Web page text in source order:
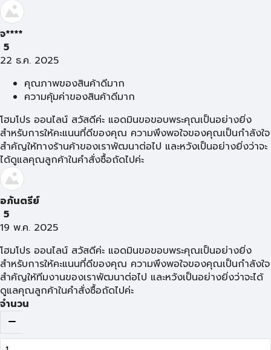
จ****
5
22 ธ.ค. 2025
คุณภาพของสินค้าดีมาก
ความคุ้มค่าของสินค้าดีมาก
โฮมโปร ออนไลน์ สวัสดีค่ะ แอดมินขอขอบพระคุณเป็นอย่างยิ่ง
สำหรับการให้คะแนนที่ดีของคุณ ความพึงพอใจของคุณเป็นกำลังใจ
สำคัญให้ทางร้านค้าของเราพัฒนาต่อไป และหวังเป็นอย่างยิ่งว่าจะ
ได้ดูแลคุณลูกค้าในคำสั่งซื้อถัดไปค่ะ
อภันตรีย์
5
19 พ.ค. 2025
โฮมโปร ออนไลน์ สวัสดีค่ะ แอดมินขอขอบพระคุณเป็นอย่างยิ่ง
สำหรับการให้คะแนนที่ดีของคุณ ความพึงพอใจของคุณเป็นกำลังใจ
สำคัญให้ทีมงานของเราพัฒนาต่อไป และหวังเป็นอย่างยิ่งว่าจะได้
ดูแลคุณลูกค้าในคำสั่งซื้อถัดไปค่ะ
จำนวน